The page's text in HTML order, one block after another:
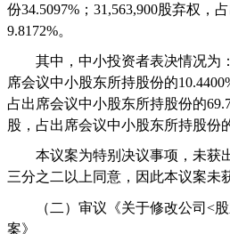
份34.5097% ； 31,563,900股弃权，
9.8172%。
其中，中小投资者表决情况为
席会议中小股东所持股份的
占出席会议中小股东所持股份的
股，占出席会议中小股东所持股份
本议案为特别决议事项，未获
三分之二以上同意，因此本议案未
（二）审议《关于修改公司 <
案》